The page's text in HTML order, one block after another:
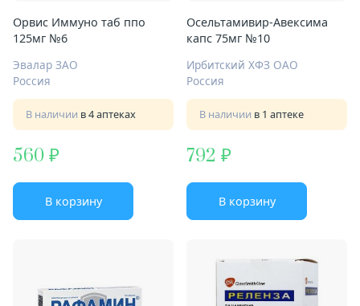
Орвис Иммуно таб ппо
125мг №6
Эвалар ЗАО
Россия
В наличии в 4 аптеках
560
В корзину
Осельтамивир-Авексима
капс 75мг №10
Ирбитский ХФЗ ОАО
Россия
В наличии в 1 аптеке
792
В корзину